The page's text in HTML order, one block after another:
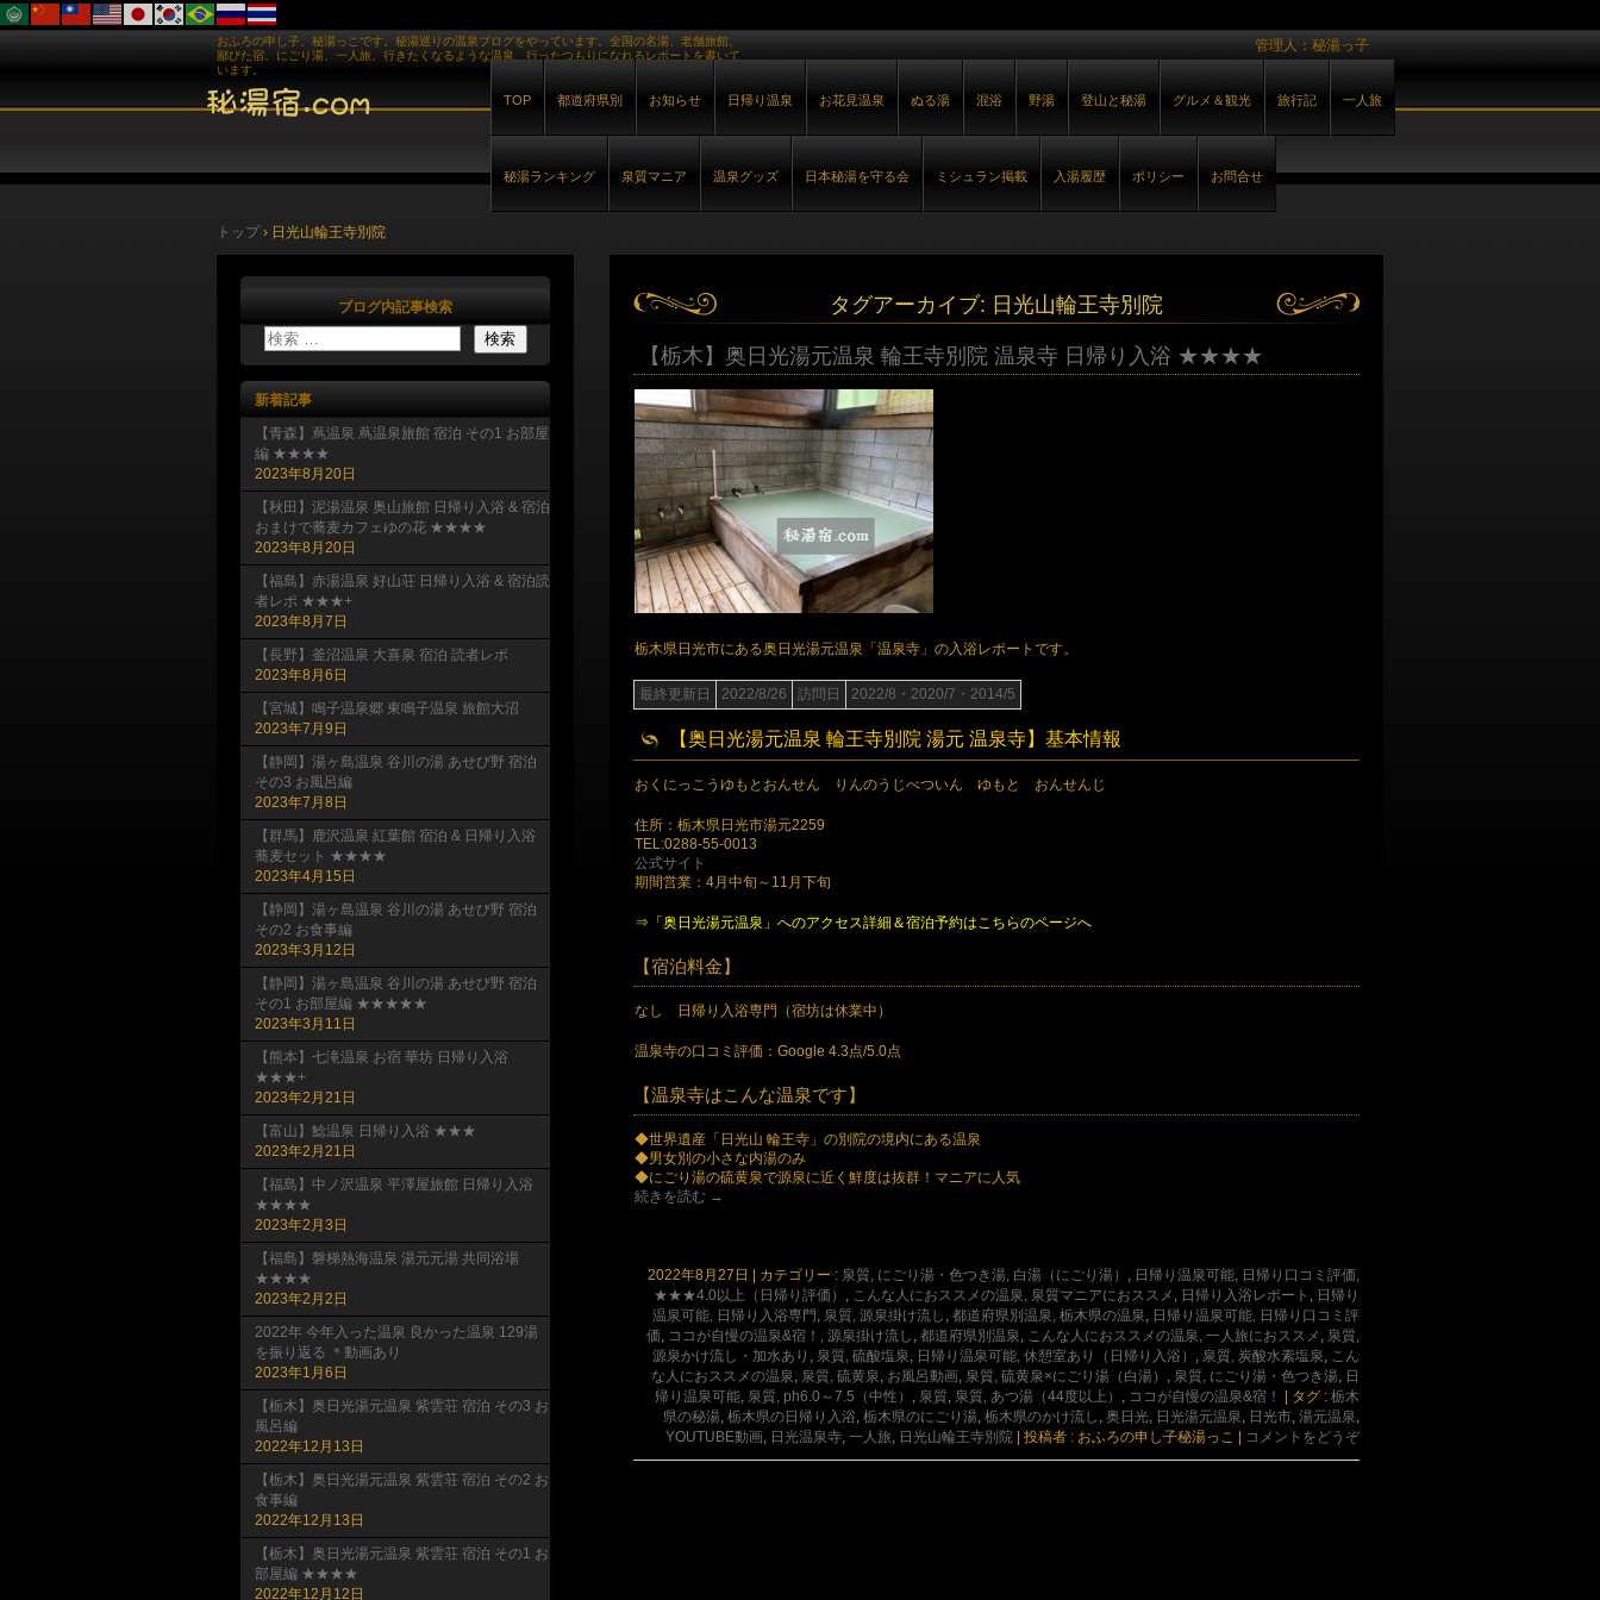
おふろの申し子、秘湯っこです。秘湯巡りの温泉ブログをやっています。全国の名湯、老舗旅館、
鄙びた宿、にごり湯、一人旅、行きたくなるような温泉、行ったつもりになれるレポートを書いて
います。
管理人：秘湯っ子
TOP 都道府県別 お知らせ 日帰り温泉 お花見温泉 ぬる湯 混浴 野湯 登山と秘湯 グルメ＆観光 旅行記 一人旅
秘湯ランキング 泉質マニア 温泉グッズ 日本秘湯を守る会 ミシュラン掲載 入湯履歴 ポリシー お問合せ
トップ › 日光山輪王寺別院
タグアーカイブ: 日光山輪王寺別院
【栃木】奥日光湯元温泉 輪王寺別院 温泉寺 日帰り入浴 ★★★★
栃木県日光市にある奥日光湯元温泉「温泉寺」の入浴レポートです。
最終更新日 2022/8/26 訪問日 2022/8・2020/7・2014/5
【奥日光湯元温泉 輪王寺別院 湯元 温泉寺】基本情報
おくにっこうゆもとおんせん りんのうじべついん ゆもと おんせんじ
住所：栃木県日光市湯元2259
TEL:0288-55-0013
公式サイト
期間営業：4月中旬～11月下旬
⇒「奥日光湯元温泉」へのアクセス詳細＆宿泊予約はこちらのページへ
【宿泊料金】
なし 日帰り入浴専門（宿坊は休業中）
温泉寺の口コミ評価：Google 4.3点/5.0点
【温泉寺はこんな温泉です】
◆世界遺産「日光山 輪王寺」の別院の境内にある温泉
◆男女別の小さな内湯のみ
◆にごり湯の硫黄泉で源泉に近く鮮度は抜群！マニアに人気
続きを読む →
2022年8月27日 | カテゴリー : 泉質, にごり湯・色つき湯, 白湯（にごり湯） , 日帰り温泉可能, 日帰り口コミ評価,
★★★4.0以上（日帰り評価） , こんな人におススメの温泉, 泉質マニアにおススメ , 日帰り入浴レポート , 日帰り
温泉可能, 日帰り入浴専門, 泉質, 源泉掛け流し , 都道府県別温泉, 栃木県の温泉, 日帰り温泉可能, 日帰り口コミ評
価, ココが自慢の温泉&宿！, 源泉掛け流し , 都道府県別温泉, こんな人におススメの温泉, 一人旅におススメ , 泉質,
源泉かけ流し・加水あり , 泉質, 硫酸塩泉, 日帰り温泉可能, 休憩室あり（日帰り入浴） , 泉質, 炭酸水素塩泉, こん
な人におススメの温泉, 泉質, 硫黄泉, お風呂動画, 泉質, 硫黄泉×にごり湯（白湯） , 泉質, にごり湯・色つき湯, 日
帰り温泉可能, 泉質, ph6.0～7.5（中性） , 泉質, 泉質, あつ湯（44度以上） , ココが自慢の温泉&宿！ | タグ : 栃木
県の秘湯, 栃木県の日帰り入浴, 栃木県のにごり湯, 栃木県のかけ流し , 奥日光, 日光湯元温泉, 日光市, 湯元温泉,
YOUTUBE動画, 日光温泉寺, 一人旅, 日光山輪王寺別院 | 投稿者 : おふろの申し子秘湯っこ | コメントをどうぞ
ブログ内記事検索
新着記事
【青森】蔦温泉 蔦温泉旅館 宿泊 その1 お部屋
編 ★★★★
2023年8月20日
【秋田】泥湯温泉 奥山旅館 日帰り入浴 & 宿泊
おまけで蕎麦カフェゆの花 ★★★★
2023年8月20日
【福島】赤湯温泉 好山荘 日帰り入浴 & 宿泊読
者レポ ★★★+
2023年8月7日
【長野】釜沼温泉 大喜泉 宿泊 読者レポ
2023年8月6日
【宮城】鳴子温泉郷 東鳴子温泉 旅館大沼
2023年7月9日
【静岡】湯ヶ島温泉 谷川の湯 あせび野 宿泊
その3 お風呂編
2023年7月8日
【群馬】鹿沢温泉 紅葉館 宿泊 & 日帰り入浴
蕎麦セット ★★★★
2023年4月15日
【静岡】湯ヶ島温泉 谷川の湯 あせび野 宿泊
その2 お食事編
2023年3月12日
【静岡】湯ヶ島温泉 谷川の湯 あせび野 宿泊
その1 お部屋編 ★★★★★
2023年3月11日
【熊本】七滝温泉 お宿 華坊 日帰り入浴
★★★+
2023年2月21日
【富山】鯰温泉 日帰り入浴 ★★★
2023年2月21日
【福島】中ノ沢温泉 平澤屋旅館 日帰り入浴
★★★★
2023年2月3日
【福島】磐梯熱海温泉 湯元元湯 共同浴場
★★★★
2023年2月2日
2022年 今年入った温泉 良かった温泉 129湯
を振り返る ＊動画あり
2023年1月6日
【栃木】奥日光湯元温泉 紫雲荘 宿泊 その3 お
風呂編
2022年12月13日
【栃木】奥日光湯元温泉 紫雲荘 宿泊 その2 お
食事編
2022年12月13日
【栃木】奥日光湯元温泉 紫雲荘 宿泊 その1 お
部屋編 ★★★★
2022年12月12日